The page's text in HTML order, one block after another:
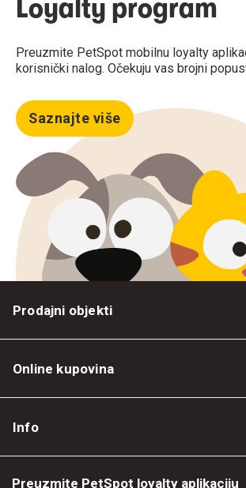
Loyalty program
Preuzmite PetSpot mobilnu loyalty
korisnički nalog. Očekuju vas brojni
Saznajte više
Prodajni objekti
Online kupovina
Info
Preuzmite PetSpot loyalty aplikaciju